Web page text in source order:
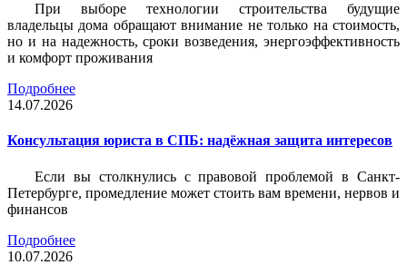
При выборе технологии строительства будущие
владельцы дома обращают внимание не только на стоимость,
но и на надежность, сроки возведения, энергоэффективность
и комфорт проживания
Подробнее
14.07.2026
Консультация юриста в СПБ: надёжная защита интересов
Если вы столкнулись с правовой проблемой в Санкт-
Петербурге, промедление может стоить вам времени, нервов и
финансов
Подробнее
10.07.2026